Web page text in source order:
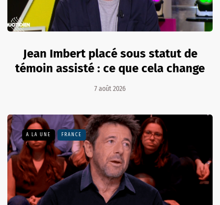
Jean Imbert placé sous statut de
témoin assisté : ce que cela change
7 août 2026
A LA UNE FRANCE